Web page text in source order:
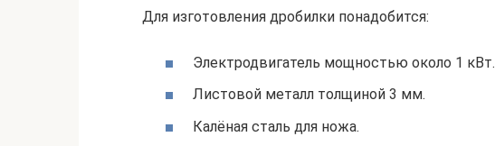
Для изготовления дробилки понадобится:
Электродвигатель мощностью около 1 кВт.
Листовой металл толщиной 3 мм.
Калёная сталь для ножа.